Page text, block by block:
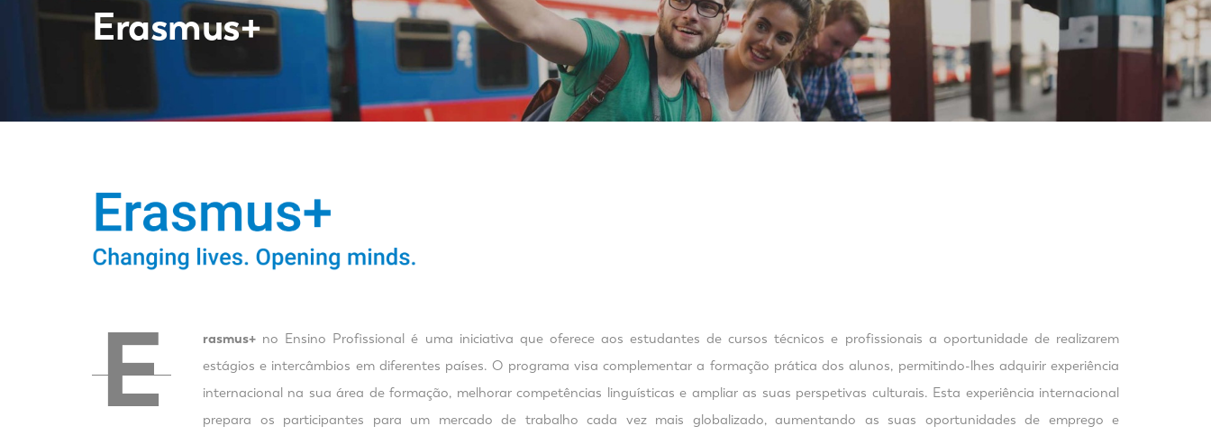
Erasmus+
E rasmus+ no Ensino Profissional é uma iniciativa que oferece aos estudantes de cursos técnicos e profissionais a oportunidade de realizarem
estágios e intercâmbios em diferentes países. O programa visa complementar a formação prática dos alunos, permitindo-lhes adquirir experiência
internacional na sua área de formação, melhorar competências linguísticas e ampliar as suas perspetivas culturais. Esta experiência internacional
prepara os participantes para um mercado de trabalho cada vez mais globalizado, aumentando as suas oportunidades de emprego e